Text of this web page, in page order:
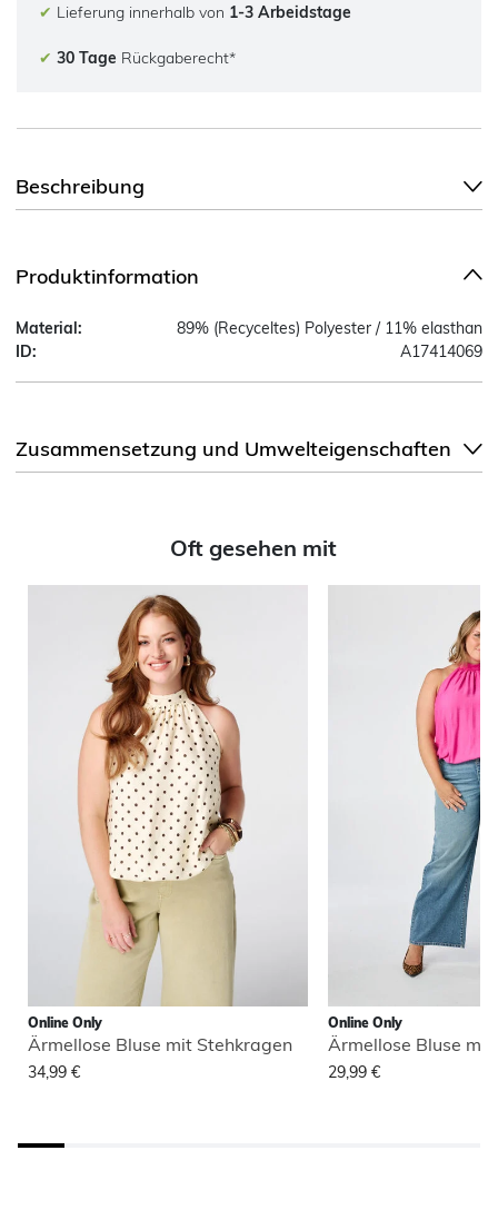
✔ Lieferung innerhalb von 1-3 Arbeidstage
✔ 30 Tage Rückgaberecht*
Beschreibung
Produktinformation
Material:
89% (Recyceltes) Polyester / 11% elasthan
ID:
A17414069
Zusammensetzung und Umwelteigenschaften
Oft gesehen mit
Online Only
Ärmellose Bluse mit Stehkragen
34,99 €
Online Only
Ärmellose Bluse
29,99 €